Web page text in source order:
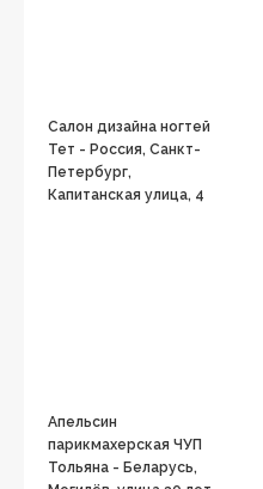
Салон дизайна ногтей
Тет - Россия, Санкт-
Петербург,
Капитанская улица, 4
Апельсин
парикмахерская ЧУП
Тольяна - Беларусь,